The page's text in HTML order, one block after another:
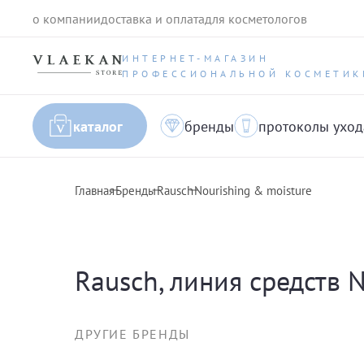
о компаниидоставка и оплатадля косметологов
ИНТЕРНЕТ-МАГАЗИН
ПРОФЕССИОНАЛЬНОЙ
каталог бренды протоколы
ГлавнаяБрендыRauschNourishing & moisture
Rausch, линия
ДРУГИЕ БРЕНДЫ